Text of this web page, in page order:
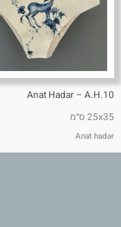
Anat Hadar – A.H.10
25x35 ס״מ
Anat hadar